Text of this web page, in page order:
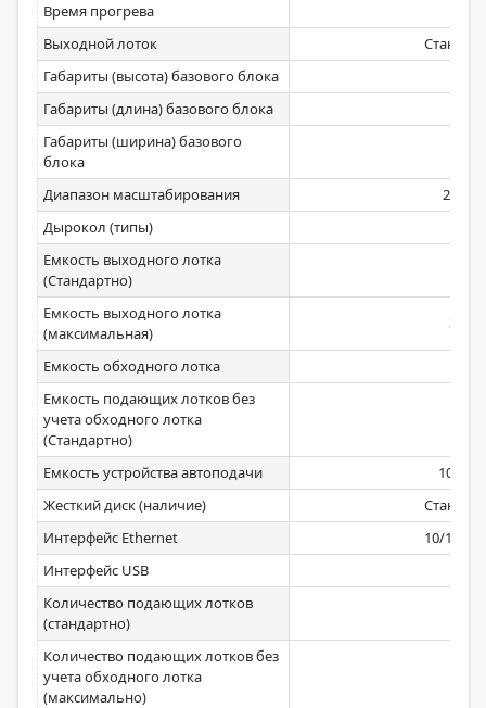
Время прогрева
Выходной лоток
Габариты (высота) базового блока
Габариты (длина) базового блока
Габариты (ширина) базового
блока
Диапазон масштабирования
25-400
Дырокол (типы)
Емкость выходного лотка
(Стандартно)
Емкость выходного лотка
(максимальная)
3350
Емкость обходного лотка
Емкость подающих лотков без
учета обходного лотка
(Стандартно)
Емкость устройства автоподачи
100/
Жесткий диск (наличие)
Интерфейс Ethernet
10/100/
Интерфейс USB
Количество подающих лотков
(стандартно)
Количество подающих лотков без
учета обходного лотка
(максимально)